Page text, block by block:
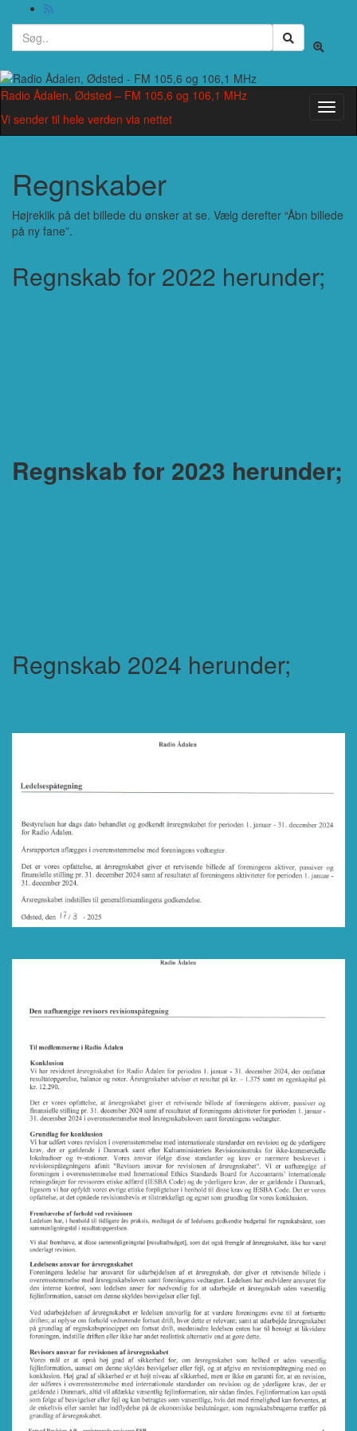
Toggle
Search
for:
Radio Ådalen, Ødsted – FM 105,6 og 106,1 MHz
Vi sender til hele verden via nettet
Regnskaber
Højreklik på det billede du ønsker at se. Vælg derefter “Åbn billede
på ny fane”.
Regnskab for 2022 herunder;
Regnskab for 2023 herunder;
Regnskab 2024 herunder;